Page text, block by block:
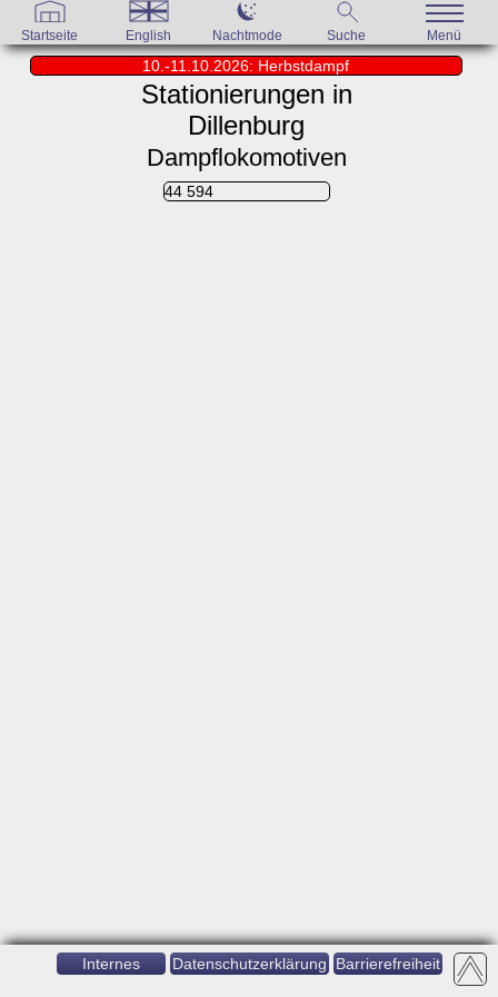
Startseite English Nachtmode Suche Menü
10.-11.10.2026: Herbstdampf
Stationierungen in
Dillenburg
Dampflokomotiven
44 594
Internes Datenschutzerklärung Barrierefreiheit